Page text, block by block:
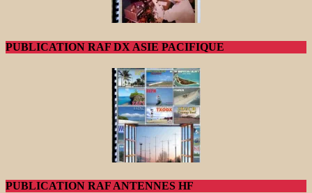
PUBLICATION RAF DX ASIE PACIFIQUE
PUBLICATION RAF ANTENNES HF